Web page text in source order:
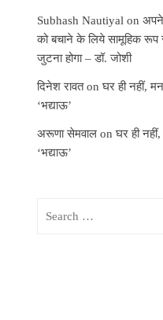
Subhash Nautiyal on
को बचाने के लिये सामूहिक
जुटना होगा – डॉ. जोशी
दिनेश रावतonघर ही नहीं,
‘भद्याऊ’
अरूणा सेमवाल onघर ही
‘भद्याऊ’